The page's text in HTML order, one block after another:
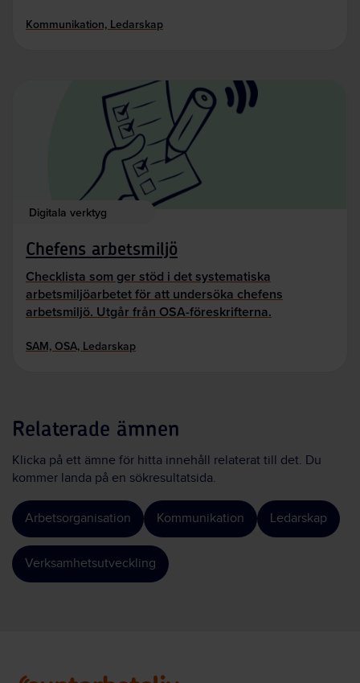
Kommunikation, Ledarskap
Digitala verktyg
Chefens arbetsmiljö
Checklista som ger stöd i det systematiska
arbetsmiljöarbetet för att undersöka chefens
arbetsmiljö. Utgår från OSA-föreskrifterna.
SAM, OSA, Ledarskap
Relaterade ämnen
Klicka på ett ämne för hitta innehåll relaterat till det. Du
kommer landa på en sökresultatsida.
Arbetsorganisation Kommunikation Ledarskap
Verksamhetsutveckling